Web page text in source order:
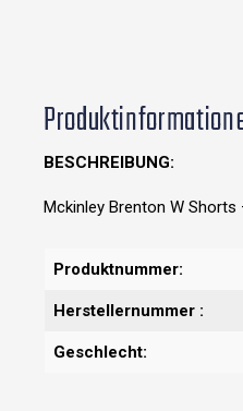
BESCHREIBUNG:
Mckinley Brenton W Shorts
Produktnummer:
Herstellernummer :
Geschlecht: